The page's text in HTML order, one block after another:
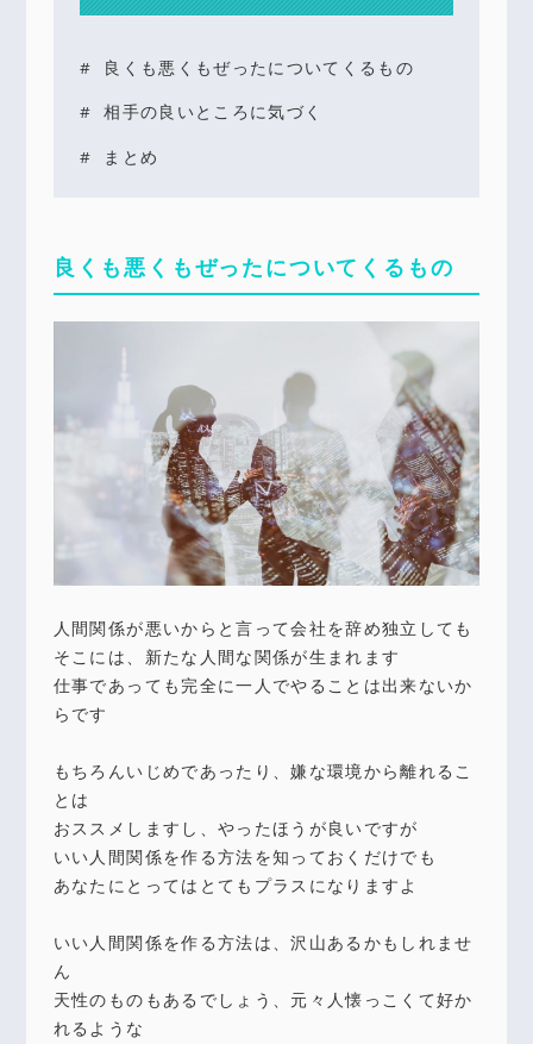
良くも悪くもぜったについてくるもの
相手の良いところに気づく
まとめ
良くも悪くもぜったについてくるもの
人間関係が悪いからと言って会社を辞め独立しても
そこには、新たな人間な関係が生まれます
仕事であっても完全に一人でやることは出来ないか
らです
もちろんいじめであったり、嫌な環境から離れるこ
とは
おススメしますし、やったほうが良いですが
いい人間関係を作る方法を知っておくだけでも
あなたにとってはとてもプラスになりますよ
いい人間関係を作る方法は、沢山あるかもしれませ
ん
天性のものもあるでしょう、元々人懐っこくて好か
れるような